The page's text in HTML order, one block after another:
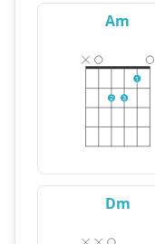
Am
2 3
1
Dm